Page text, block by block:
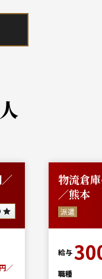
円／
物流倉
／熊本
派遣
給与
職種